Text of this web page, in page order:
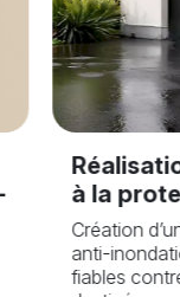
à la
Création
anti-
fiables